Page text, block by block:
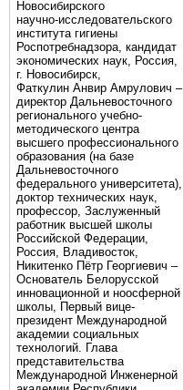
Новосибирского
научно-исследовательского
института гигиены
Роспотребнадзора, кандидат
экономических наук, Россия,
г. Новосибирск,
Фаткулин Анвир Амрулович –
директор Дальневосточного
регионального учебно-
методического центра
высшего профессионального
образования (на базе
Дальневосточного
федерального университета),
доктор технических наук,
профессор, Заслуженный
работник высшей школы
Российской Федерации,
Россия, Владивосток,
Никитенко Пётр Георгиевич –
Основатель Белорусской
инновационной и ноосферной
школы, Первый вице-
президент Международной
академии социальных
технологий. Глава
представительства
Международной Инженерной